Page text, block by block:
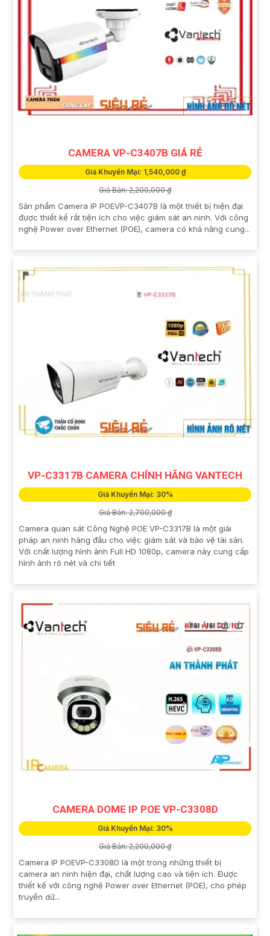
CAMERA VP-C3407B GIÁ RẺ
Giá Khuyến Mại: 1,540,000 ₫
Giá Bán: 2,200,000 ₫
Sản phẩm Camera IP POEVP-C3407B là một thiết bị hiện đại
được thiết kế rất tiện ích cho việc giám sát an ninh. Với công
nghệ Power over Ethernet (POE), camera có khả năng cung...
VP-C3317B CAMERA CHÍNH HÃNG VANTECH
Giá Khuyến Mại: 30%
Giá Bán: 2,700,000 ₫
Camera quan sát Công Nghệ POE VP-C3317B là một giải
pháp an ninh hàng đầu cho việc giám sát và bảo vệ tài sản.
Với chất lượng hình ảnh Full HD 1080p, camera này cung cấp
hình ảnh rõ nét và chi tiết
CAMERA DOME IP POE VP-C3308D
Giá Khuyến Mại: 30%
Giá Bán: 2,200,000 ₫
Camera IP POEVP-C3308D là một trong những thiết bị
camera an ninh hiện đại, chất lượng cao và tiện ích. Được
thiết kế với công nghệ Power over Ethernet (POE), cho phép
truyền dữ...